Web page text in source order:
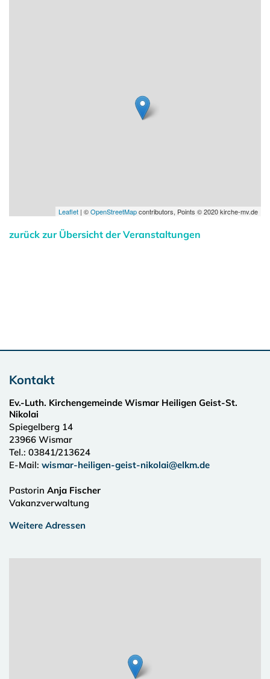
Leaflet | ©OpenStreetMapcontributors, Points © 2020 kirche-mv.de
zurück zur Übersicht der Veranstaltungen
Kontakt
Ev.-Luth. Kirchengemeinde Wismar Heiligen Geist-St.
Nikolai
Spiegelberg 14
23966 Wismar
Tel.: 03841/213624
E-Mail: wismar-heiligen-geist-nikolai@elkm.de
Pastorin Anja Fischer
Vakanzverwaltung
Weitere Adressen